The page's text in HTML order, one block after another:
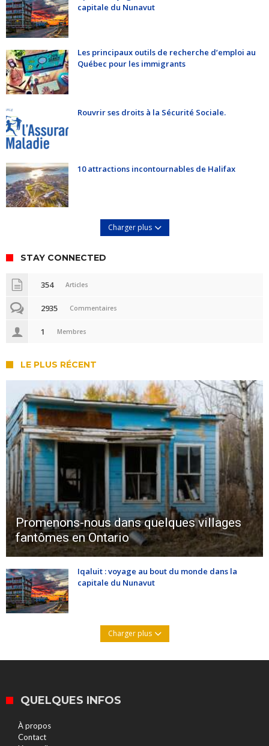
capitale du Nunavut
Les principaux outils de recherche d’emploi au
Québec pour les immigrants
Rouvrir ses droits à la Sécurité Sociale.
10 attractions incontournables de Halifax
Charger plus
STAY CONNECTED
354 Articles
2935 Commentaires
1 Membres
LE PLUS RÉCENT
Promenons-nous dans quelques villages
fantômes en Ontario
Iqaluit : voyage au bout du monde dans la
capitale du Nunavut
Charger plus
QUELQUES INFOS
À propos
Contact